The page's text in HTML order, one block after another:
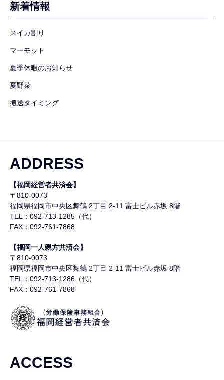
新着情報
スイカ割り
マーモット
夏季休暇のお知らせ
夏野菜
搬送タイミング
ADDRESS
【福岡経営者共済会】
〒810-0073
福岡県福岡市中央区舞鶴 2丁目 2-11 富士ビル赤坂 8階
TEL：092-713-1285（代）
FAX：092-761-7868
【福岡一人親方共済会】
〒810-0073
福岡県福岡市中央区舞鶴 2丁目 2-11 富士ビル赤坂 8階
TEL：092-713-1286（代）
FAX：092-761-7868
ACCESS